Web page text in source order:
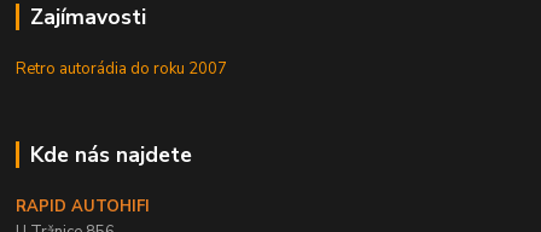
Zajímavosti
Retro autorádia do roku 2007
Kde nás najdete
RAPID AUTOHIFI